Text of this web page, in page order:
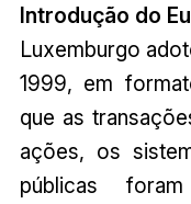
Introdução do
Luxemburgo
1999, em
que as
ações, os
públicas